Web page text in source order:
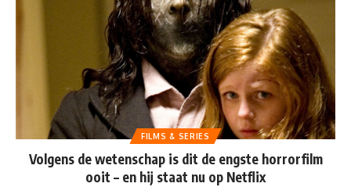
FILMS & SERIES
Volgens de wetenschap is dit de engste horrorfilm
ooit – en hij staat nu op Netflix